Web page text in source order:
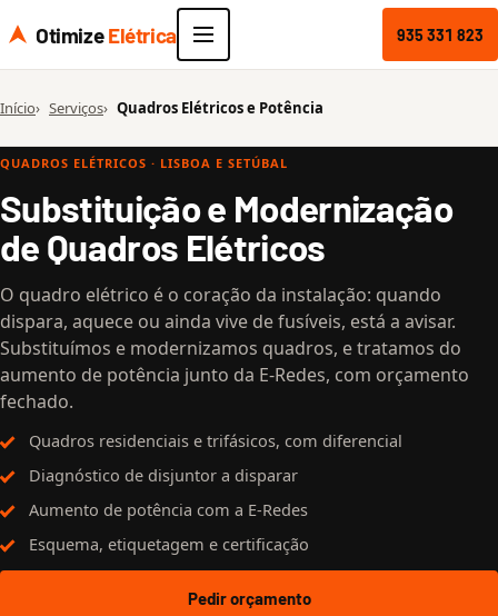
OtimizeElétrica 935 331 823
Início Serviços Quadros Elétricos e Potência
QUADROS ELÉTRICOS · LISBOA E SETÚBAL
Substituição e Modernização
de Quadros Elétricos
O quadro elétrico é o coração da instalação: quando
dispara, aquece ou ainda vive de fusíveis, está a avisar.
Substituímos e modernizamos quadros, e tratamos do
aumento de potência junto da E-Redes, com orçamento
fechado.
Quadros residenciais e trifásicos, com diferencial
Diagnóstico de disjuntor a disparar
Aumento de potência com a E-Redes
Esquema, etiquetagem e certificação
Pedir orçamento